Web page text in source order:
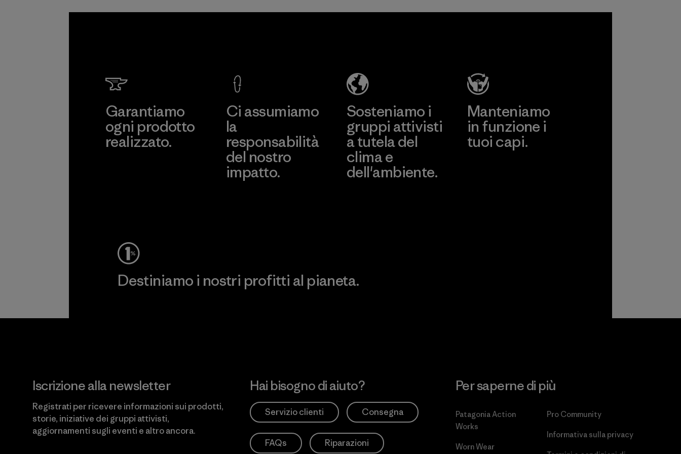
Factory
Garantiamo
ogni prodotto
realizzato.
Ci assumiamo
la
responsabilità
del nostro
impatto.
Sosteniamo i
gruppi attivisti
a tutela del
clima e
dell'ambiente.
Manteniamo
in funzione i
tuoi capi.
Destiniamo i nostri profitti al pianeta.
Iscrizione alla newsletter
Registrati per ricevere informazioni sui prodotti,
storie, iniziative dei gruppi attivisti,
aggiornamenti sugli eventi e altro ancora.
Hai bisogno di aiuto?
Servizio clienti Consegna
FAQs Riparazioni
Per saperne di più
Patagonia Action
Works
Worn Wear
Pro Community
Informativa sulla privacy